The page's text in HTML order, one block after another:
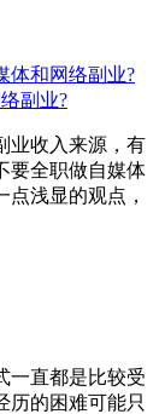
副业?
业收入来源，有
要全职做自媒体
浅显的观点，
一直都是比较受
历的困难可能只